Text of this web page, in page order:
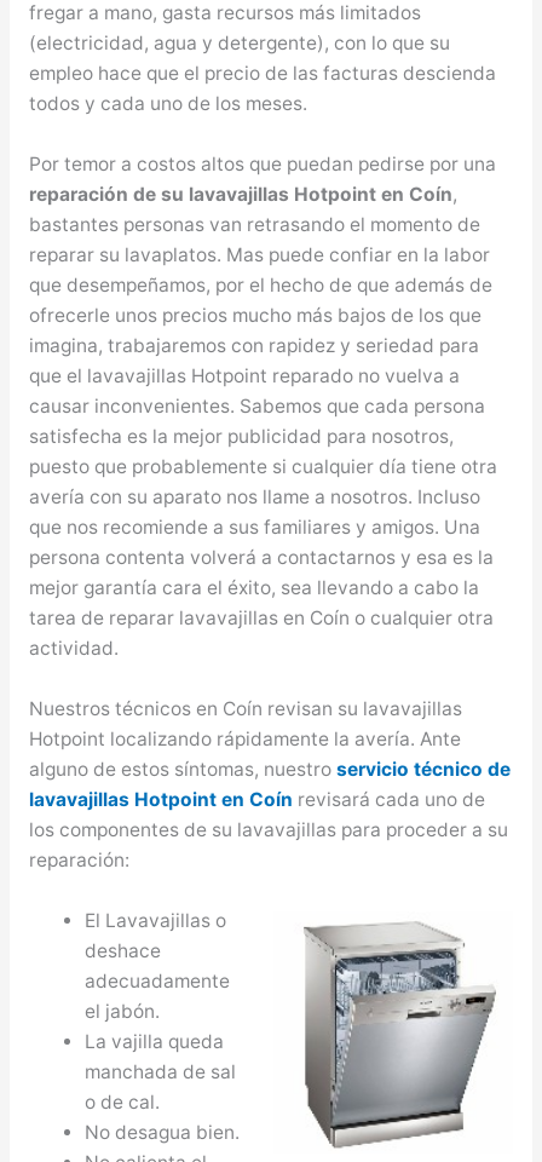
fregar a mano, gasta recursos más limitados
(electricidad, agua y detergente), con lo que su
empleo hace que el precio de las facturas descienda
todos y cada uno de los meses.
Por temor a costos altos que puedan pedirse por una
reparación de su lavavajillas Hotpoint en Coín,
bastantes personas van retrasando el momento de
reparar su lavaplatos. Mas puede confiar en la labor
que desempeñamos, por el hecho de que además de
ofrecerle unos precios mucho más bajos de los que
imagina, trabajaremos con rapidez y seriedad para
que el lavavajillas Hotpoint reparado no vuelva a
causar inconvenientes. Sabemos que cada persona
satisfecha es la mejor publicidad para nosotros,
puesto que probablemente si cualquier día tiene otra
avería con su aparato nos llame a nosotros. Incluso
que nos recomiende a sus familiares y amigos. Una
persona contenta volverá a contactarnos y esa es la
mejor garantía cara el éxito, sea llevando a cabo la
tarea de reparar lavavajillas en Coín o cualquier otra
actividad.
Nuestros técnicos en Coín revisan su lavavajillas
Hotpoint localizando rápidamente la avería. Ante
alguno de estos síntomas, nuestro servicio técnico de
lavavajillas Hotpoint en Coín revisará cada uno de
los componentes de su lavavajillas para proceder a su
reparación:
El Lavavajillas o
deshace
adecuadamente
el jabón.
La vajilla queda
manchada de sal
o de cal.
No desagua bien.